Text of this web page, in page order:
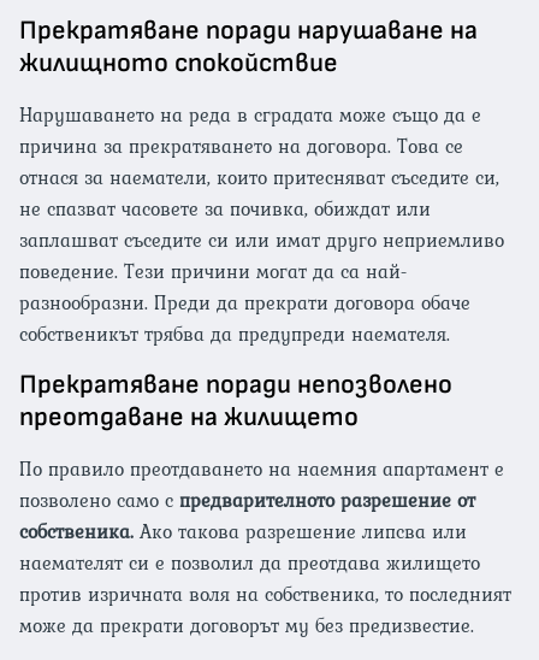
Прекратяване поради нарушаване на
жилищното спокойствие
Нарушаването на реда в сградата може също да е
причина за прекратяването на договора. Това се
отнася за наематели, които притесняват съседите си,
не спазват часовете за почивка, обиждат или
заплашват съседите си или имат друго неприемливо
поведение. Тези причини могат да са най-
разнообразни. Преди да прекрати договора обаче
собственикът трябва да предупреди наемателя.
Прекратяване поради непозволено
преотдаване на жилището
По правило преотдаването на наемния апартамент е
позволено само спредварителното разрешение от
собственика.Ако такова разрешение липсва или
наемателят си е позволил да преотдава жилището
против изричната воля на собственика, то последният
може да прекрати договорът му без предизвестие.